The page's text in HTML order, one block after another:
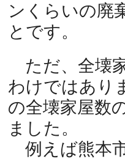
ンくらいの廃
とです。
ただ、全壊
わけではあり
の全壊家屋数
ました。
例えば熊本